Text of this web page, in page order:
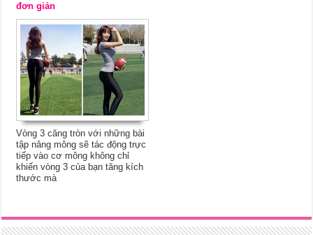
đơn giản
Vòng 3 căng tròn với những bài
tập nâng mông sẽ tác động trực
tiếp vào cơ mông không chỉ
khiến vòng 3 của bạn tăng kích
thước mà